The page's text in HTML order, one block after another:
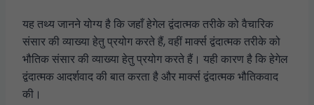
यह तथ्य जानने योग्य है कि जहाँ हेगेल द्वंदात्मक तरीके को वैचारिक
संसार की व्याख्या हेतु प्रयोग करते हैं, वहीं मार्क्स द्वंदात्मक तरीके को
भौतिक संसार की व्याख्या हेतु प्रयोग करते हैं। यही कारण है कि हेगेल
द्वंदात्मक आदर्शवाद की बात करता है और मार्क्स द्वंदात्मक भौतिकवाद
की।